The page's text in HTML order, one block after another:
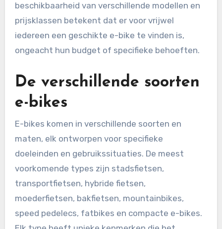
beschikbaarheid van verschillende modellen en
prijsklassen betekent dat er voor vrijwel
iedereen een geschikte e-bike te vinden is,
ongeacht hun budget of specifieke behoeften.
De verschillende soorten
e-bikes
E-bikes komen in verschillende soorten en
maten, elk ontworpen voor specifieke
doeleinden en gebruikssituaties. De meest
voorkomende types zijn stadsfietsen,
transportfietsen, hybride fietsen,
moederfietsen, bakfietsen, mountainbikes,
speed pedelecs, fatbikes en compacte e-bikes.